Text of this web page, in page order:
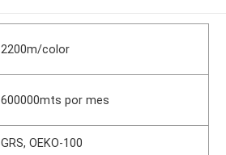
2200m/color
600000mts por mes
GRS, OEKO-100